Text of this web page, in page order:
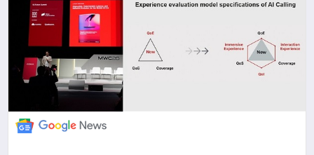
SAĞLIK
EĞİTİM